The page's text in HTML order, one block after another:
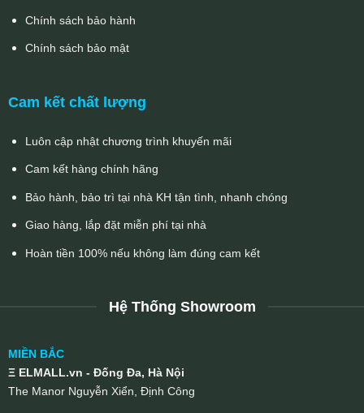
Chính sách bảo hành
Chính sách bảo mật
Cam kết chất lượng
Luôn cập nhật chương trình khuyến mãi
Cam kết hàng chính hãng
Bảo hành, bảo trì tại nhà KH tận tình, nhanh chóng
Giao hàng, lắp đặt miễn phí tại nhà
Hoàn tiền 100% nếu không làm đúng cam kết
Hệ Thống Showroom
MIỀN BẮC
Ξ ELMALL.vn - Đống Đa, Hà Nội
The Manor Nguyễn Xiển, Định Công